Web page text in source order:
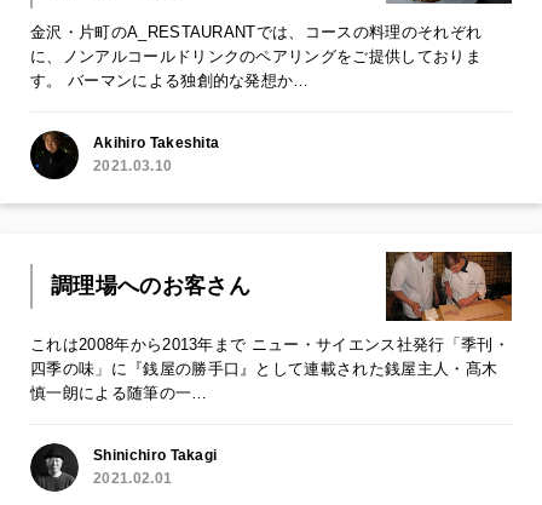
金沢・片町のA_RESTAURANTでは、コースの料理のそれぞれ
に、ノンアルコールドリンクのペアリングをご提供しておりま
す。 バーマンによる独創的な発想か…
Akihiro Takeshita
2021.03.10
調理場へのお客さん
これは2008年から2013年まで ニュー・サイエンス社発行「季刊・
四季の味」に『銭屋の勝手口』として連載された銭屋主人・髙木
慎一朗による随筆の一…
Shinichiro Takagi
2021.02.01